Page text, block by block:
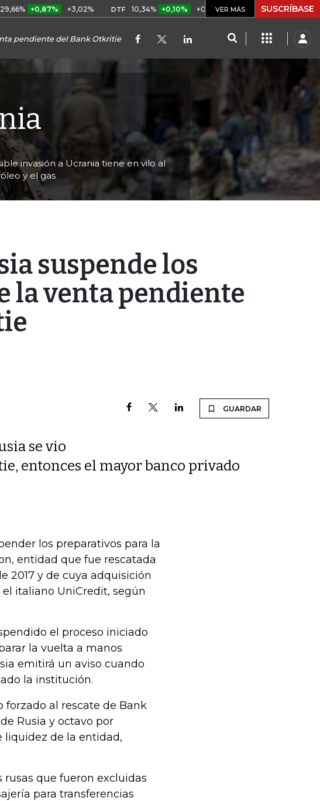
+0,87% +3,02% DTF 10,34% +0,10% +0,98% UVR $ 416,96 +$ 0,05
VER MÁS SUSCRÍBASE
pendiente del Bank Otkritie
invasión a Ucrania tiene en vilo al
y el gas
suspende los
la venta pendiente
GUARDAR
se vio
entonces el mayor banco privado
los preparativos para la
entidad que fue rescatada
2017 y de cuya adquisición
italiano UniCredit, según
el proceso iniciado
la vuelta a manos
emitirá un aviso cuando
la institución.
forzado al rescate de Bank
Rusia y octavo por
liquidez de la entidad,
que fueron excluidas
para transferencias